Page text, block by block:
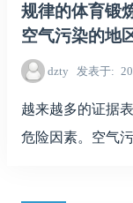
规律的体育锻
空气污染的地
dzty 发表于
越来越多的证据
危险因素。空气